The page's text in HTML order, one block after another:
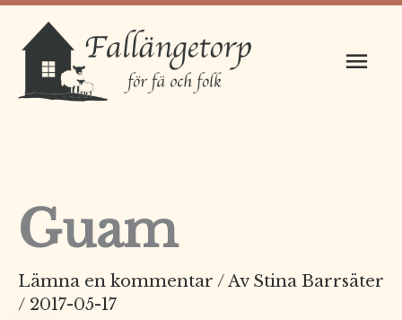
Hoppa
innehåll
Guam
Lämna en kommentar / Av Stina Barrsäter
/ 2017-05-17